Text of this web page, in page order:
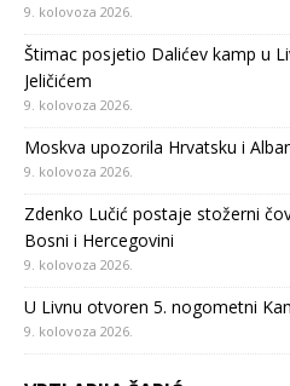
9. kolovoza 2026.
Štimac posjetio Dalićev kamp u
Jeličićem
9. kolovoza 2026.
Moskva upozorila Hrvatsku i
9. kolovoza 2026.
Zdenko Lučić postaje stožerni
Bosni i Hercegovini
9. kolovoza 2026.
U Livnu otvoren 5. nogometni
9. kolovoza 2026.